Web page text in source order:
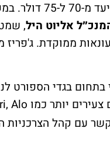
סיטונאיים גלובליים,
אליוט היל,
ממוקדת. ג'פריז
בגדי הספורט
עם קהל הצרכניות